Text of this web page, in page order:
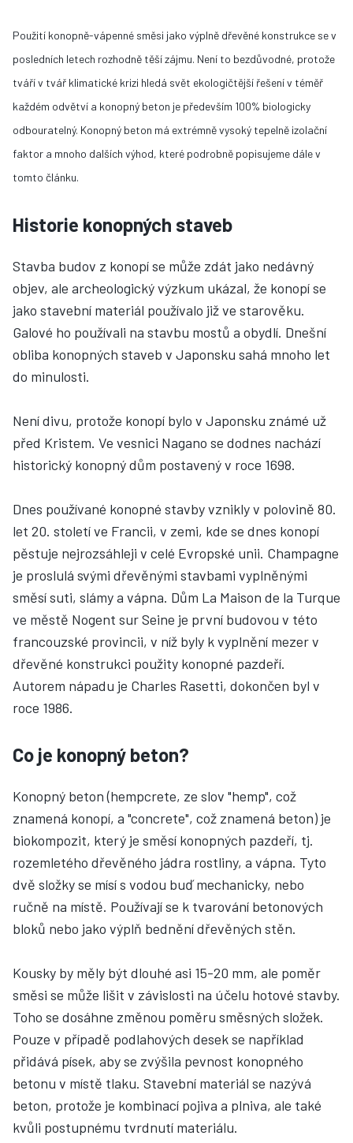
Použití konopně-vápenné směsi jako výplně dřevěné konstrukce se v
posledních letech rozhodně těší zájmu. Není to bezdůvodné, protože
tváří v tvář klimatické krizi hledá svět ekologičtější řešení v téměř
každém odvětví a konopný beton je především 100% biologicky
odbouratelný. Konopný beton má extrémně vysoký tepelně izolační
faktor a mnoho dalších výhod, které podrobně popisujeme dále v
tomto článku.
Historie konopných staveb
Stavba budov z konopí se může zdát jako nedávný
objev, ale archeologický výzkum ukázal, že konopí se
jako stavební materiál používalo již ve starověku.
Galové ho používali na stavbu mostů a obydlí. Dnešní
obliba konopných staveb v Japonsku sahá mnoho let
do minulosti.
Není divu, protože konopí bylo v Japonsku známé už
před Kristem. Ve vesnici Nagano se dodnes nachází
historický konopný dům postavený v roce 1698.
Dnes používané konopné stavby vznikly v polovině 80.
let 20. století ve Francii, v zemi, kde se dnes konopí
pěstuje nejrozsáhleji v celé Evropské unii. Champagne
je proslulá svými dřevěnými stavbami vyplněnými
směsí suti, slámy a vápna. Dům La Maison de la Turque
ve městě Nogent sur Seine je první budovou v této
francouzské provincii, v níž byly k vyplnění mezer v
dřevěné konstrukci použity konopné pazdeří.
Autorem nápadu je Charles Rasetti, dokončen byl v
roce 1986.
Co je konopný beton?
Konopný beton (hempcrete, ze slov "hemp", což
znamená konopí, a "concrete", což znamená beton) je
biokompozit, který je směsí konopných pazdeří, tj.
rozemletého dřevěného jádra rostliny, a vápna. Tyto
dvě složky se mísí s vodou buď mechanicky, nebo
ručně na místě. Používají se k tvarování betonových
bloků nebo jako výplň bednění dřevěných stěn.
Kousky by měly být dlouhé asi 15-20 mm, ale poměr
směsi se může lišit v závislosti na účelu hotové stavby.
Toho se dosáhne změnou poměru směsných složek.
Pouze v případě podlahových desek se například
přidává písek, aby se zvýšila pevnost konopného
betonu v místě tlaku. Stavební materiál se nazývá
beton, protože je kombinací pojiva a plniva, ale také
kvůli postupnému tvrdnutí materiálu.